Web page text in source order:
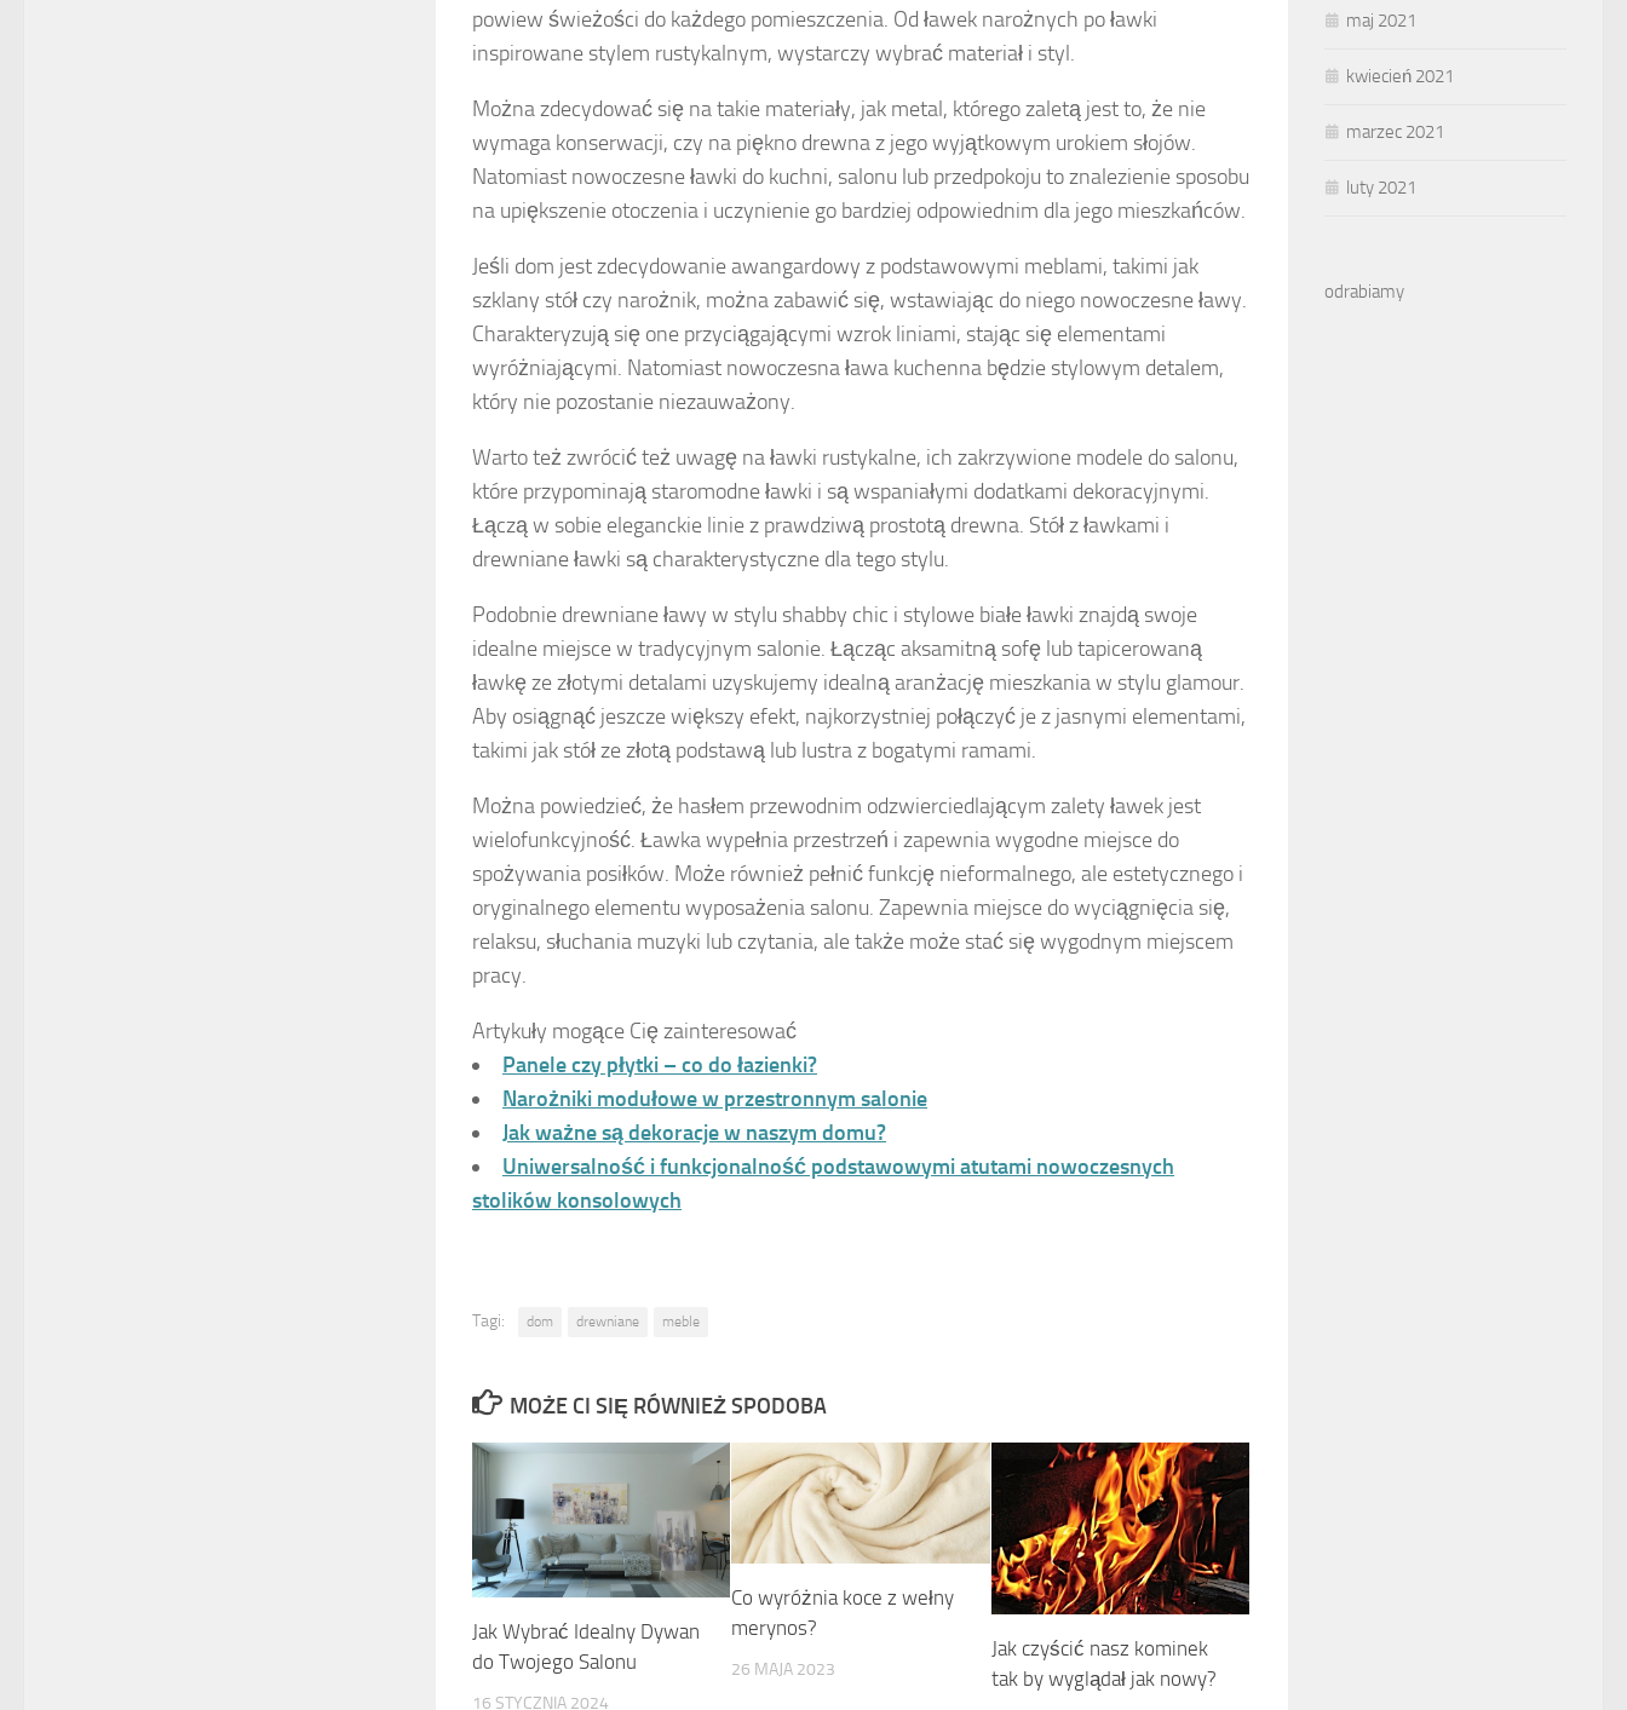
powiew świeżości do każdego pomieszczenia. Od ławek narożnych po ławki
inspirowane stylem rustykalnym, wystarczy wybrać materiał i styl.
Można zdecydować się na takie materiały, jak metal, którego zaletą jest to, że nie
wymaga konserwacji, czy na piękno drewna z jego wyjątkowym urokiem słojów.
Natomiast nowoczesne ławki do kuchni, salonu lub przedpokoju to znalezienie sposobu
na upiększenie otoczenia i uczynienie go bardziej odpowiednim dla jego mieszkańców.
Jeśli dom jest zdecydowanie awangardowy z podstawowymi meblami, takimi jak
szklany stół czy narożnik, można zabawić się, wstawiając do niego nowoczesne ławy.
Charakteryzują się one przyciągającymi wzrok liniami, stając się elementami
wyróżniającymi. Natomiast nowoczesna ława kuchenna będzie stylowym detalem,
który nie pozostanie niezauważony.
Warto też zwrócić też uwagę na ławki rustykalne, ich zakrzywione modele do salonu,
które przypominają staromodne ławki i są wspaniałymi dodatkami dekoracyjnymi.
Łączą w sobie eleganckie linie z prawdziwą prostotą drewna. Stół z ławkami i
drewniane ławki są charakterystyczne dla tego stylu.
Podobnie drewniane ławy w stylu shabby chic i stylowe białe ławki znajdą swoje
idealne miejsce w tradycyjnym salonie. Łącząc aksamitną sofę lub tapicerowaną
ławkę ze złotymi detalami uzyskujemy idealną aranżację mieszkania w stylu glamour.
Aby osiągnąć jeszcze większy efekt, najkorzystniej połączyć je z jasnymi elementami,
takimi jak stół ze złotą podstawą lub lustra z bogatymi ramami.
Można powiedzieć, że hasłem przewodnim odzwierciedlającym zalety ławek jest
wielofunkcyjność. Ławka wypełnia przestrzeń i zapewnia wygodne miejsce do
spożywania posiłków. Może również pełnić funkcję nieformalnego, ale estetycznego i
oryginalnego elementu wyposażenia salonu. Zapewnia miejsce do wyciągnięcia się,
relaksu, słuchania muzyki lub czytania, ale także może stać się wygodnym miejscem
pracy.
Artykuły mogące Cię zainteresować
Panele czy płytki – co do łazienki?
Narożniki modułowe w przestronnym salonie
Jak ważne są dekoracje w naszym domu?
Uniwersalność i funkcjonalność podstawowymi atutami nowoczesnych
stolików konsolowych
Tagi: dom drewniane meble
MOŻE CI SIĘ RÓWNIEŻ SPODOBA
Jak Wybrać Idealny Dywan
do Twojego Salonu
16 STYCZNIA 2024
Co wyróżnia koce z wełny
merynos?
26 MAJA 2023
Jak czyścić nasz kominek
tak by wyglądał jak nowy?
maj 2021
kwiecień 2021
marzec 2021
luty 2021
odrabiamy